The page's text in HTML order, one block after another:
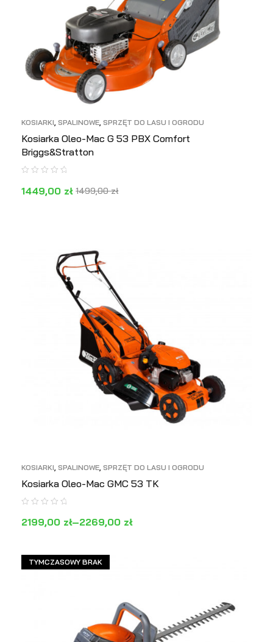
KOSIARKI, SPALINOWE, SPRZĘT DO LASU I OGRODU
Kosiarka Oleo-Mac G 53 PBX Comfort
Briggs&Stratton
1499,00zł
1449,00 zł
KOSIARKI SPALINOWE SPRZĘT DO LASU I OGRODU
Kosiarka Oleo-Mac GMC 53 TK
2199,00 zł–2269,00 zł
TYMCZASOWY BRAK